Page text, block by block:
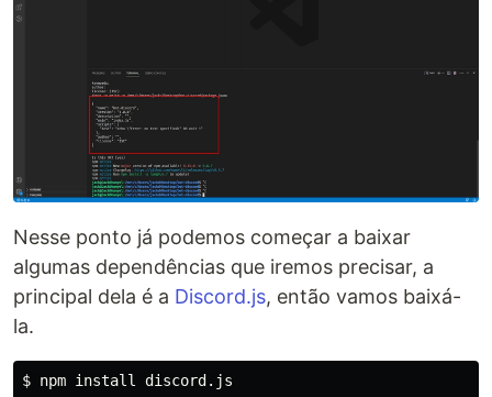
Nesse ponto já podemos começar a baixar
algumas dependências que iremos precisar, a
principal dela é a Discord.js, então vamos baixá-
la.
$ npm install